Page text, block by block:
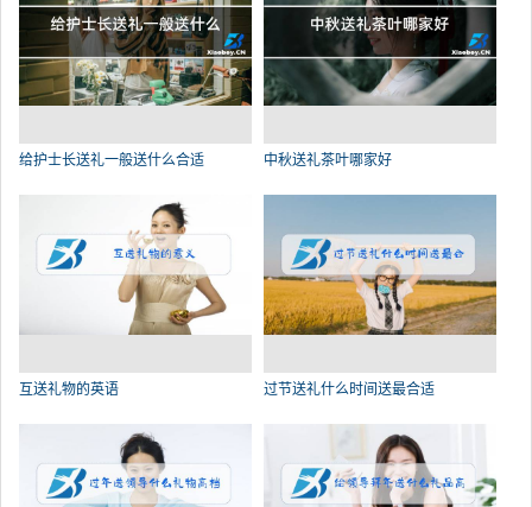
给护士长送礼一般送什么合适 中秋送礼茶叶哪家好
互送礼物的英语 过节送礼什么时间送最合适